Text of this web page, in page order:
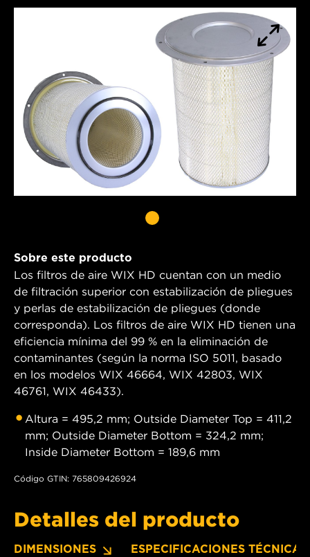
Sobre este producto
Los filtros de aire WIX HD cuentan con un medio
de filtración superior con estabilización de pliegues
y perlas de estabilización de pliegues (donde
corresponda). Los filtros de aire WIX HD tienen una
eficiencia mínima del 99 % en la eliminación de
contaminantes (según la norma ISO 5011, basado
en los modelos WIX 46664, WIX 42803, WIX
46761, WIX 46433).
Altura = 495,2 mm; Outside Diameter Top = 411,2
mm; Outside Diameter Bottom = 324,2 mm;
Inside Diameter Bottom = 189,6 mm
Código GTIN: 765809426924
Detalles del producto
DIMENSIONES ESPECIFICACIONES TÉCNICAS